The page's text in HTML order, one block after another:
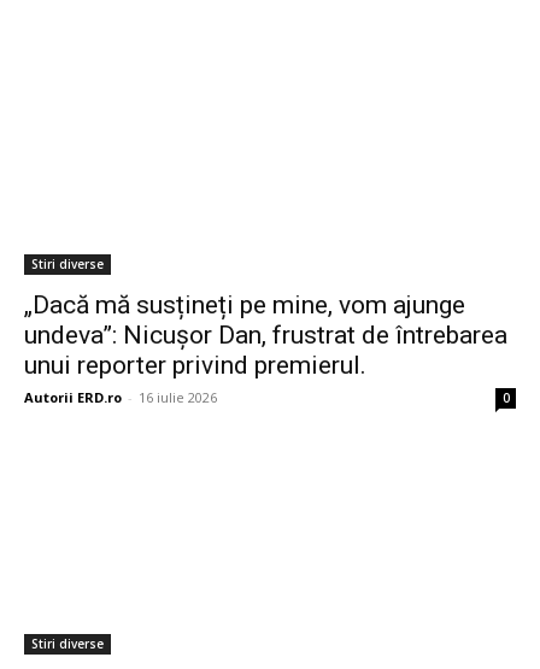
Stiri diverse
„Dacă mă susțineți pe mine, vom ajunge
undeva”: Nicușor Dan, frustrat de întrebarea
unui reporter privind premierul.
Autorii ERD.ro - 16 iulie 2026 0
Stiri diverse